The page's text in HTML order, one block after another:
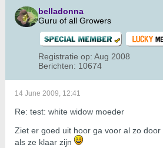
belladonna
Guru of all Growers
Registratie op: Aug 2008
Berichten: 10674
14 June 2009, 12:41
Re: test: white widow moeder
Ziet er goed uit hoor ga voor al zo
als ze klaar zijn